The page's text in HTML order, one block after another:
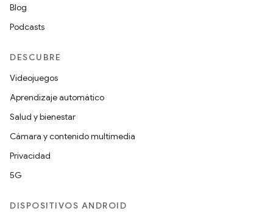
Blog
Podcasts
DESCUBRE
Videojuegos
Aprendizaje automático
Salud y bienestar
Cámara y contenido multimedia
Privacidad
5G
DISPOSITIVOS ANDROID